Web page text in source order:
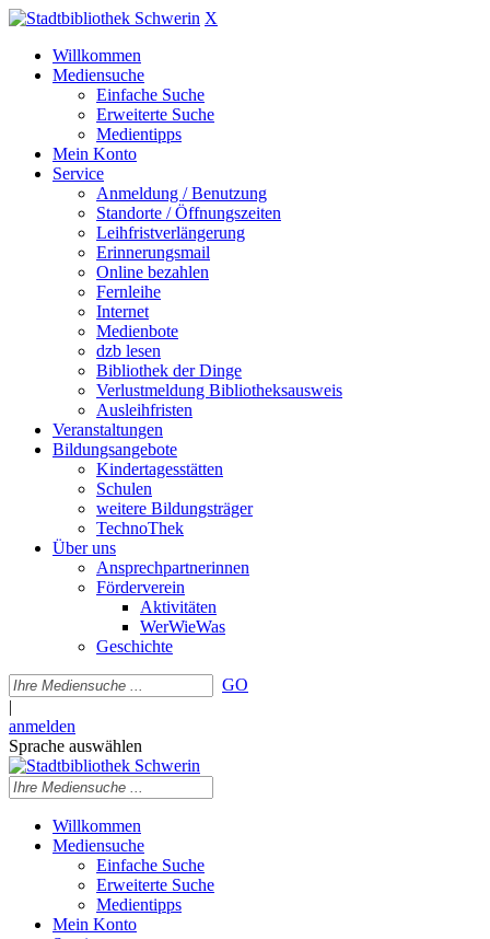
X
Willkommen
Mediensuche
Einfache Suche
Erweiterte Suche
Medientipps
Mein Konto
Service
Anmeldung / Benutzung
Standorte / Öffnungszeiten
Leihfristverlängerung
Erinnerungsmail
Online bezahlen
Fernleihe
Internet
Medienbote
dzb lesen
Bibliothek der Dinge
Verlustmeldung Bibliotheksausweis
Ausleihfristen
Veranstaltungen
Bildungsangebote
Kindertagesstätten
Schulen
weitere Bildungsträger
TechnoThek
Über uns
Ansprechpartnerinnen
Förderverein
Aktivitäten
WerWieWas
Geschichte
GO
|
anmelden
Sprache auswählen
Willkommen
Mediensuche
Einfache Suche
Erweiterte Suche
Medientipps
Mein Konto